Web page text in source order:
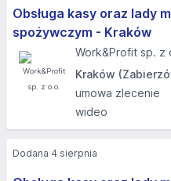
Obsługa kasy oraz lady
spożywczym - Kraków
Work&Profit sp. z
Kraków
umowa zlecenie
wideo
Dodana 4 sierpnia